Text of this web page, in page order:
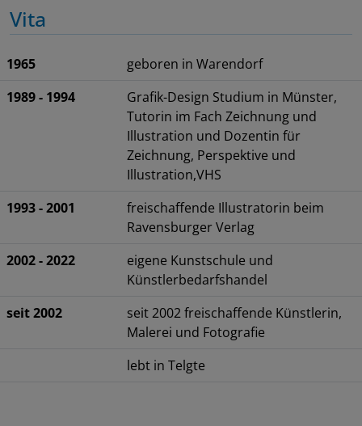
Vita
1965
geboren in Warendorf
1989 - 1994
Grafik-Design Studium in Münster,
Tutorin im Fach Zeichnung und
Illustration und Dozentin für
Zeichnung, Perspektive und
Illustration,VHS
1993 - 2001
freischaffende Illustratorin beim
Ravensburger Verlag
2002 - 2022
eigene Kunstschule und
Künstlerbedarfshandel
seit 2002
seit 2002 freischaffende Künstlerin,
Malerei und Fotografie
lebt in Telgte